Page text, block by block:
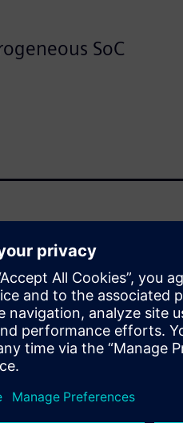
SoC
processing
features that
This white paper
can help you
how this product
allowing for